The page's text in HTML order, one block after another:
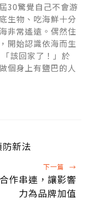
30驚覺自己不會游
生物、吃海鮮十分
非常遙遠。偶然住
開始認識依海而生
該回家了！」於
個身上有鹽巴的人
新法
下一篇 →
作串連，讓影響
力為品牌加值